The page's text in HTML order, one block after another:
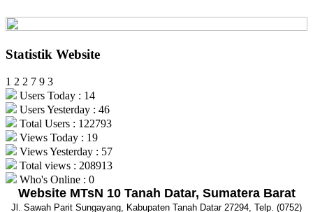
Statistik Website
1 2 2 7 9 3
Users Today : 14
Users Yesterday : 46
Total Users : 122793
Views Today : 19
Views Yesterday : 57
Total views : 208913
Who's Online : 0
Website MTsN 10 Tanah Datar, Sumatera Barat
Jl. Sawah Parit Sungayang, Kabupaten Tanah Datar 27294, Telp. (0752)